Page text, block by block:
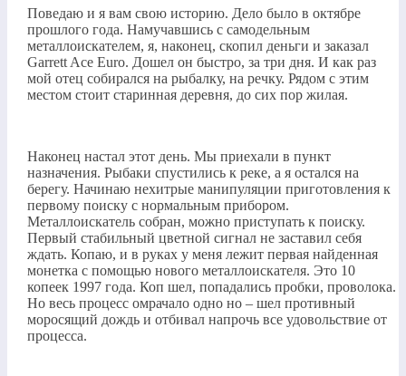
Поведаю и я вам свою историю. Дело было в октябре
прошлого года. Намучавшись с самодельным
металлоискателем, я, наконец, скопил деньги и заказал
Garrett Ace Euro. Дошел он быстро, за три дня. И как раз
мой отец собирался на рыбалку, на речку. Рядом с этим
местом стоит старинная деревня, до сих пор жилая.
Наконец настал этот день. Мы приехали в пункт
назначения. Рыбаки спустились к реке, а я остался на
берегу. Начинаю нехитрые манипуляции приготовления к
первому поиску с нормальным прибором.
Металлоискатель собран, можно приступать к поиску.
Первый стабильный цветной сигнал не заставил себя
ждать. Копаю, и в руках у меня лежит первая найденная
монетка с помощью нового металлоискателя. Это 10
копеек 1997 года. Коп шел, попадались пробки, проволока.
Но весь процесс омрачало одно но – шел противный
моросящий дождь и отбивал напрочь все удовольствие от
процесса.